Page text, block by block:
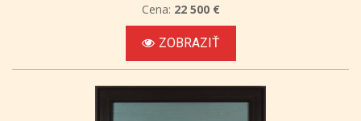
Cena: 22 500 €
ZOBRAZIŤ